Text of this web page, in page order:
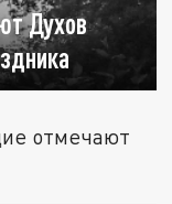
Духов
отмечают